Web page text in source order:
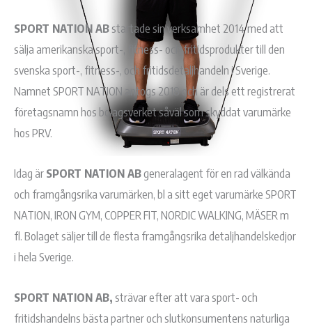
SPORT NATION ABstartade sin verksamhet 2014 med att
sälja amerikanska sport-, fitness- och fritidsprodukter till den
svenska sport-, fitness-, och fritidsdetaljhandeln i Sverige.
Namnet SPORT NATION antogs 2018 och är dels ett registrerat
företagsnamn hos bolagsverket såväl som skyddat varumärke
hos PRV.
Idag ärSPORT NATION ABgeneralagent för en rad välkända
och framgångsrika varumärken, bl a sitt eget varumärke SPORT
NATION, IRON GYM, COPPER FIT, NORDIC WALKING, MÄSER m
fl. Bolaget säljer till de flesta framgångsrika detaljhandelskedjor
i hela Sverige.
SPORT NATION AB,strävar efter att vara sport- och
fritidshandelns bästa partner och slutkonsumentens naturliga